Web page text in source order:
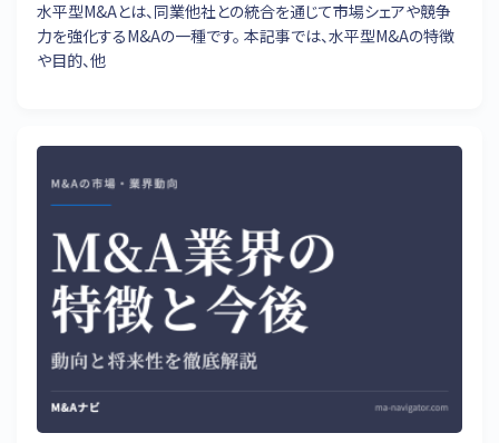
水平型M&Aとは、同業他社との統合を通じて市場シェアや競争
力を強化するM&Aの一種です。 本記事では、水平型M&Aの特徴
や目的、他